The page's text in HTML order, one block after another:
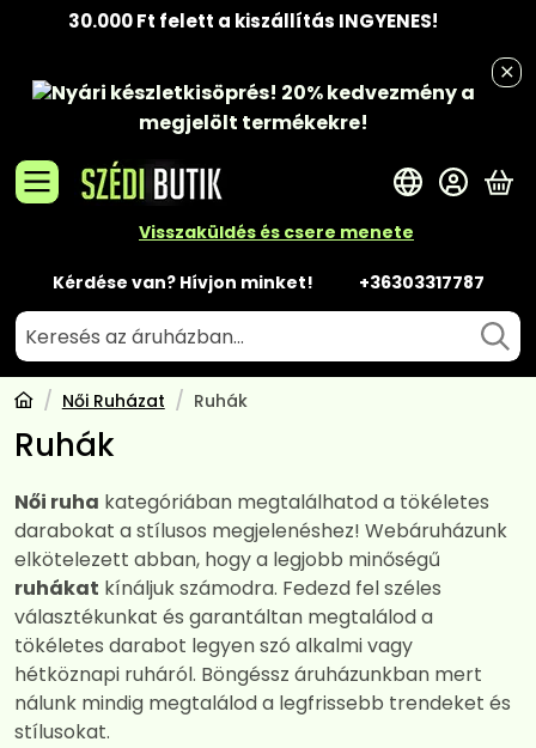
30.000 Ft felett a kiszállítás INGYENES!
Nyári készletkisöprés! 20% kedvezménya
megjelölt termékekre!
Visszaküldés és csere menete
Kérdése van? Hívjon minket! +36303317787
A
Női Ruházat Ruhák
Ruhák
Női ruha kategóriában megtalálhatod a tökéletes
darabokat a stílusos megjelenéshez! Webáruházunk
elkötelezett abban, hogy a legjobb minőségű
ruhákat kínáljuk számodra. Fedezd fel széles
választékunkat és garantáltan megtalálod a
tökéletes darabot legyen szó alkalmi vagy
hétköznapi ruháról. Böngéssz áruházunkban mert
nálunk mindig megtalálod a legfrissebb trendeket és
stílusokat.